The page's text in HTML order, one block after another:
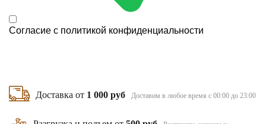
Согласие с политикой конфиденциальности
Доставка от 1 000 руб Доставим в любое время с 00:00 до 23:00